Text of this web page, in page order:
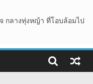
กลางทุ่งหญ้า ที่โอบล้อมไป
วเชิงธรรมชาติ ที่น่าแวะ
มวิวทะเลหมอก จังหวัด